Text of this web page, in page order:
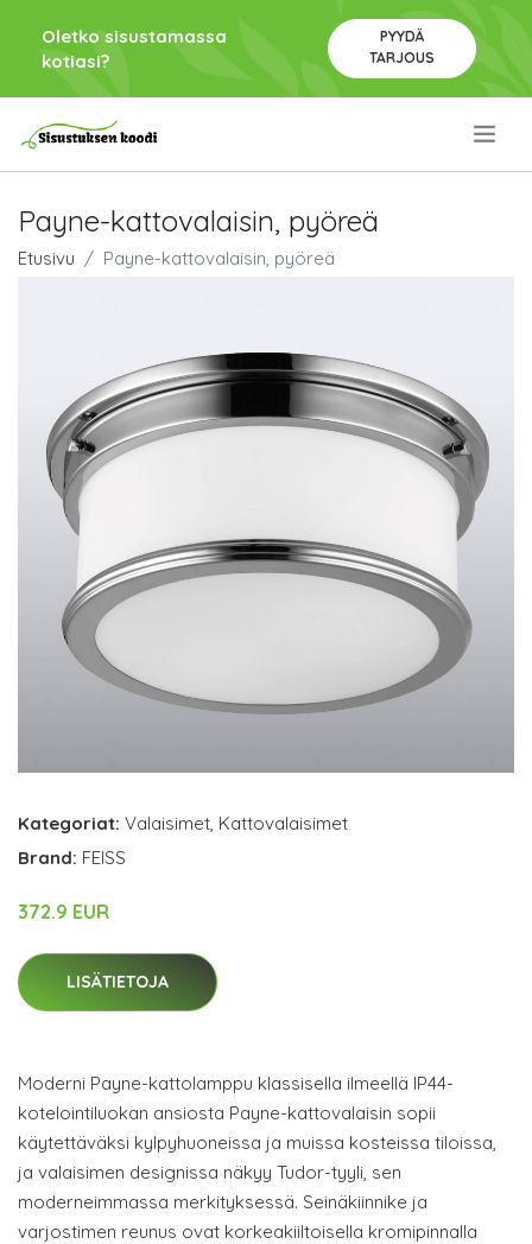
Oletko sisustamassa
kotiasi?
PYYDÄ
TARJOUS
Payne-kattovalaisin, pyöreä
Etusivu Payne-kattovalaisin, pyöreä
Kategoriat: Valaisimet, Kattovalaisimet
Brand: FEISS
372.9 EUR
LISÄTIETOJA
Moderni Payne-kattolamppu klassisella ilmeellä IP44-
kotelointiluokan ansiosta Payne-kattovalaisin sopii
käytettäväksi kylpyhuoneissa ja muissa kosteissa tiloissa,
ja valaisimen designissa näkyy Tudor-tyyli, sen
moderneimmassa merkityksessä. Seinäkiinnike ja
varjostimen reunus ovat korkeakiiltoisella kromipinnalla